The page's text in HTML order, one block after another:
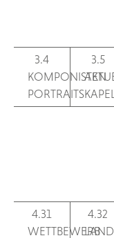
3.4
KOMPONISTEN
PORTRAITS
3.5
4.31
WETTBEWERB
4.32